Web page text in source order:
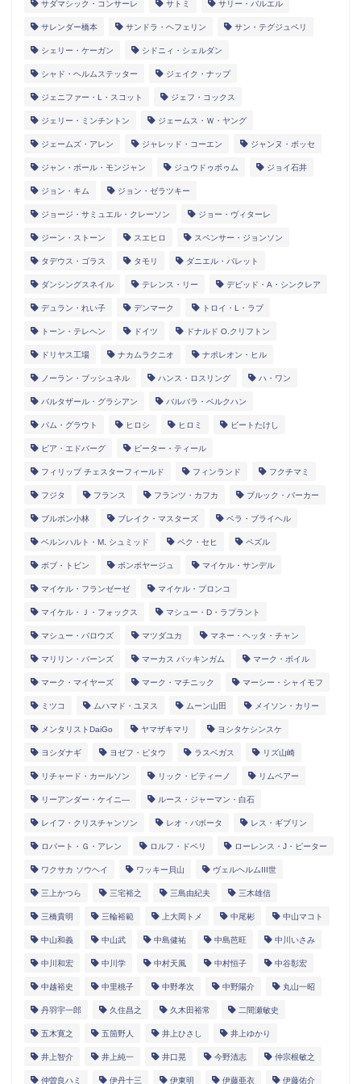
サダマシック・コンサーレ サトミ サリー・バルエル
サレンダー橋本 サンドラ・ヘフェリン サン・テグジュペリ
シェリー・ケーガン シドニィ・シェルダン
シャド・ヘルムステッター ジェイク・ナップ
ジェニファー・L・スコット ジェフ・コックス
ジェリー・ミンチントン ジェームス・Ｗ・ヤング
ジェームズ・アレン ジャレッド・コーエン ジャンヌ・ボッセ
ジャン・ポール・モンジャン ジュウドゥポゥム ジョイ石井
ジョン・キム ジョン・ゼラツキー
ジョージ・サミュエル・クレーソン ジョー・ヴィターレ
ジーン・ストーン スエヒロ スペンサー・ジョンソン
タデウス・ゴラス タモリ ダニエル・バレット
ダンシングスネイル テレンス・リー デビッド・A・シンクレア
デュラン・れい子 デンマーク トロイ・L・ラブ
トーン・テレヘン ドイツ ドナルド O.クリフトン
ドリヤス工場 ナカムラクニオ ナポレオン・ヒル
ノーラン・ブッシュネル ハンス・ロスリング ハ・ワン
バルタザール・グラシアン バルバラ・ベルクハン
パム・グラウト ヒロシ ヒロミ ビートたけし
ピア・エドバーグ ピーター・ティール
フィリップ チェスターフィールド フィンランド フクチマミ
フジタ フランス フランツ・カフカ ブルック・バーカー
ブルボン小林 ブレイク・マスターズ ベラ・ブライヘル
ベルンハルト・M. シュミッド ペク・セヒ ペズル
ボブ・トビン ボンボヤージュ マイケル・サンデル
マイケル・フランゼーゼ マイケル・プロンコ
マイケル・Ｊ・フォックス マシュー・D・ラプラント
マシュー・バロウズ マツダユカ マネー・ヘッタ・チャン
マリリン・バーンズ マーカス バッキンガム マーク・ボイル
マーク・マイヤーズ マーク・マチニック マーシー・シャイモフ
ミツコ ムハマド・ユヌス ムーン山田 メイソン・カリー
メンタリストDaiGo ヤマザキマリ ヨシタケシンスケ
ヨシダナギ ヨゼフ・ピタウ ラスベガス リズ山崎
リチャード・カールソン リック・ピティーノ リムベアー
リーアンダー・ケイニ― ルース・ジャーマン・白石
レイフ・クリスチャンソン レオ・バボータ レス・ギブリン
ロバート・Ｇ・アレン ロルフ・ドベリ ローレンス・J・ピーター
ワクサカ ソウヘイ ワッキー貝山 ヴェルヘルムIII世
三上かつら 三宅裕之 三島由紀夫 三木雄信
三橋貴明 三輪裕範 上大岡トメ 中尾彬 中山マコト
中山和義 中山武 中島健祐 中島芭旺 中川いさみ
中川和宏 中川学 中村天風 中村恒子 中谷彰宏
中越裕史 中里桃子 中野孝次 中野陽介 丸山一昭
丹羽宇一郎 久住昌之 久木田裕常 二間瀬敏史
五木寛之 五箇野人 井上ひさし 井上ゆかり
井上智介 井上純一 井口晃 今野清志 仲宗根敏之
仲曽良ハミ 伊丹十三 伊東明 伊藤亜衣 伊藤佑介